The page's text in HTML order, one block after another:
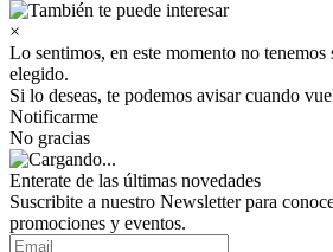
×
Lo sentimos, en este momento no
elegido.
Si lo deseas, te podemos avisar cuando
Notificarme
No gracias
Enterate de las últimas novedades
Suscribite a nuestro Newsletter para
promociones y eventos.